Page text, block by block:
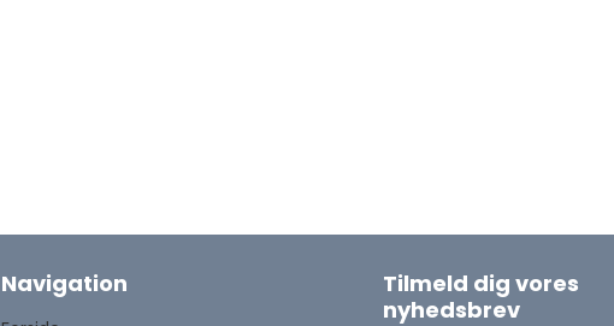
Navigation
Tilmeld dig vores
nyhedsbrev